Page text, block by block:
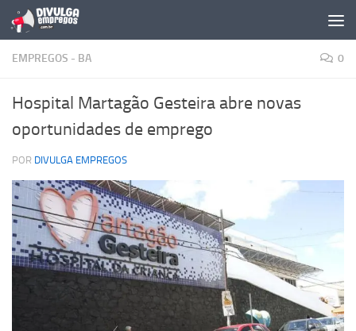
Skip to content
EMPREGOS - BA 0
Hospital Martagão Gesteira abre novas
oportunidades de emprego
POR DIVULGA EMPREGOS